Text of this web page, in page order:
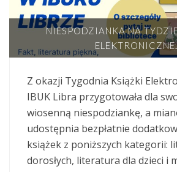
NIESPODZIANKA NA
Z okazji Tygodnia Książki
IBUK Libra przygotowała dla
wiosenną niespodziankę, a
udostępnia bezpłatnie
książek z poniższych kategorii:
dorosłych, literatura dla dzieci i